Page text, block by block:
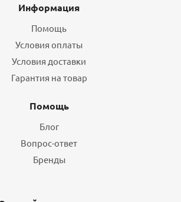
Информация
Помощь
Условия оплаты
Условия доставки
Гарантия на товар
Помощь
Блог
Вопрос-ответ
Бренды